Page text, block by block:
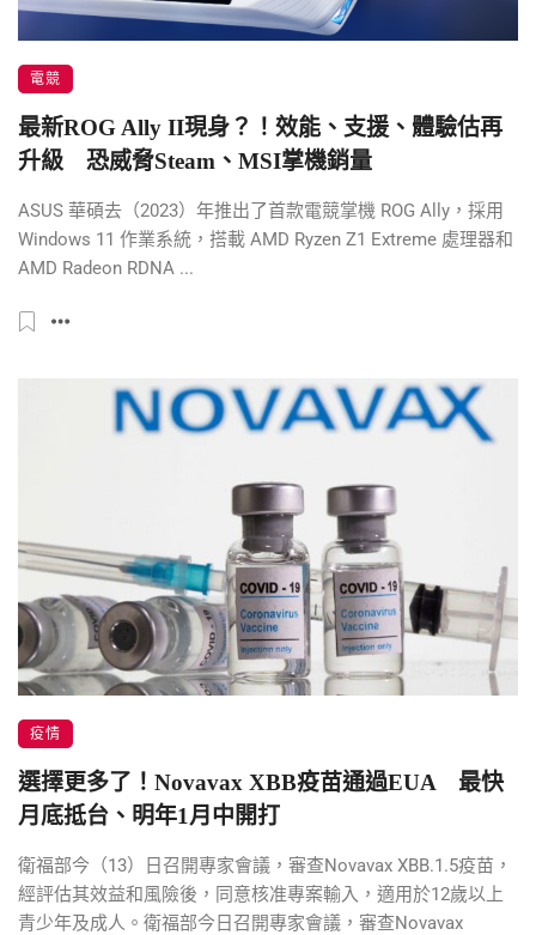
電競
最新ROG Ally II現身？！效能、支援、體驗估再
升級 恐威脅Steam、MSI掌機銷量
ASUS 華碩去（2023）年推出了首款電競掌機 ROG Ally，採用
Windows 11 作業系統，搭載 AMD Ryzen Z1 Extreme 處理器和
AMD Radeon RDNA ...
疫情
選擇更多了！Novavax XBB疫苗通過EUA 最快
月底抵台、明年1月中開打
衛福部今（13）日召開專家會議，審查Novavax XBB.1.5疫苗，
經評估其效益和風險後，同意核准專案輸入，適用於12歲以上
青少年及成人。衛福部今日召開專家會議，審查Novavax